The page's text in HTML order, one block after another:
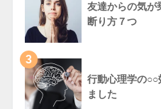
友達からの気が
断り方７つ
3
行動心理学の○○
ました